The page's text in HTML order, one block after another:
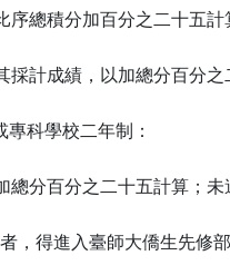
序總積分加百分之二十五計
採計成績，以加總分百分之
科學校二年制：
總分百分之二十五計算；未
得進入臺師大僑生先修